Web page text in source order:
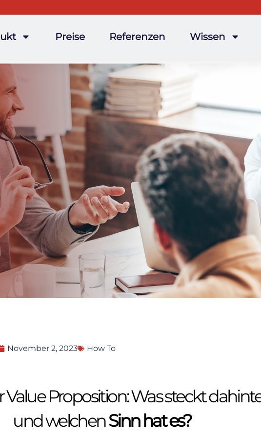
Preise Referenzen Wissen
November 2, 2023 How To
Value Proposition: Was steckt
und welchenSinn hat es?